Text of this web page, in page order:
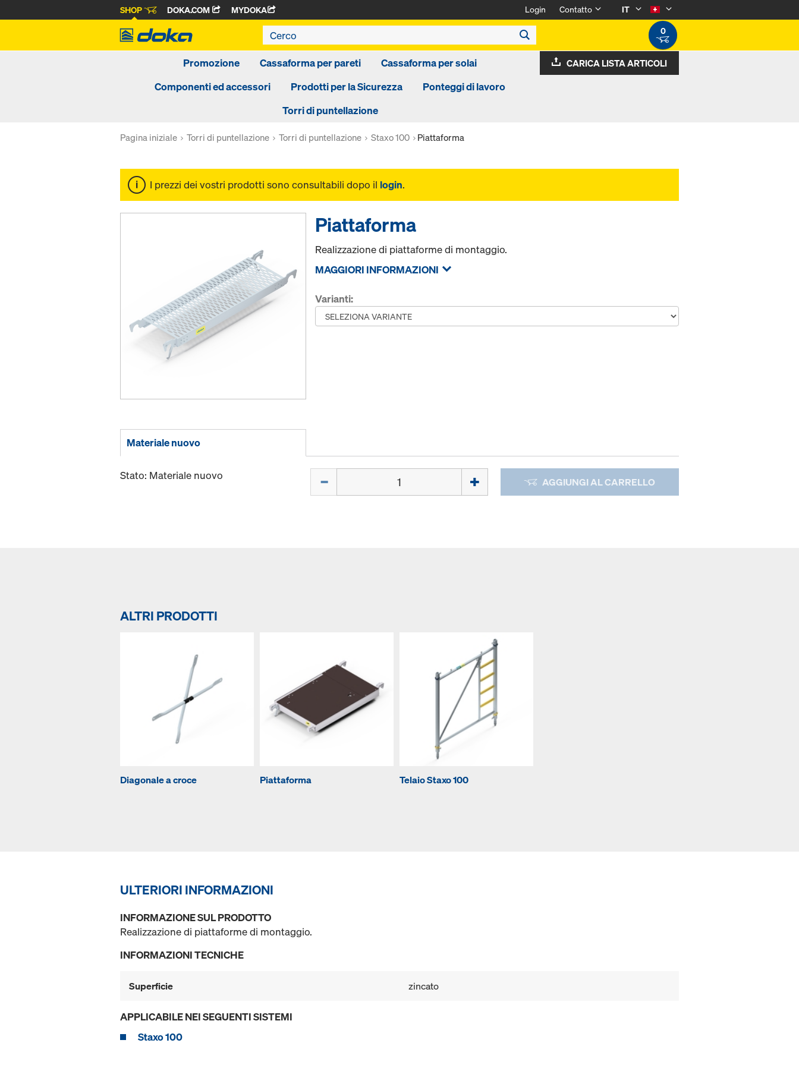
SHOP DOKA.COM MYDOKA Login Contatto
IT
0
Promozione Cassaforma per pareti
Cassaforma per solai
Componenti ed accessori
Prodotti per la Sicurezza
Ponteggi di lavoro
Torri di puntellazione
CARICA LISTA ARTICOLI
Pagina iniziale Torri di puntellazione Torri di puntellazione Staxo 100 Piattaforma
I prezzi dei vostri prodotti sono consultabili dopo il login.
Piattaforma
Realizzazione di piattaforme di montaggio.
MAGGIORI INFORMAZIONI
Varianti:
Materiale nuovo
Stato: Materiale nuovo AGGIUNGI AL CARRELLO
ALTRI PRODOTTI
Diagonale a croce Piattaforma Telaio Staxo 100
ULTERIORI INFORMAZIONI
INFORMAZIONE SUL PRODOTTO
Realizzazione di piattaforme di montaggio.
INFORMAZIONI TECNICHE
Superficie zincato
APPLICABILE NEI SEGUENTI SISTEMI
Staxo 100